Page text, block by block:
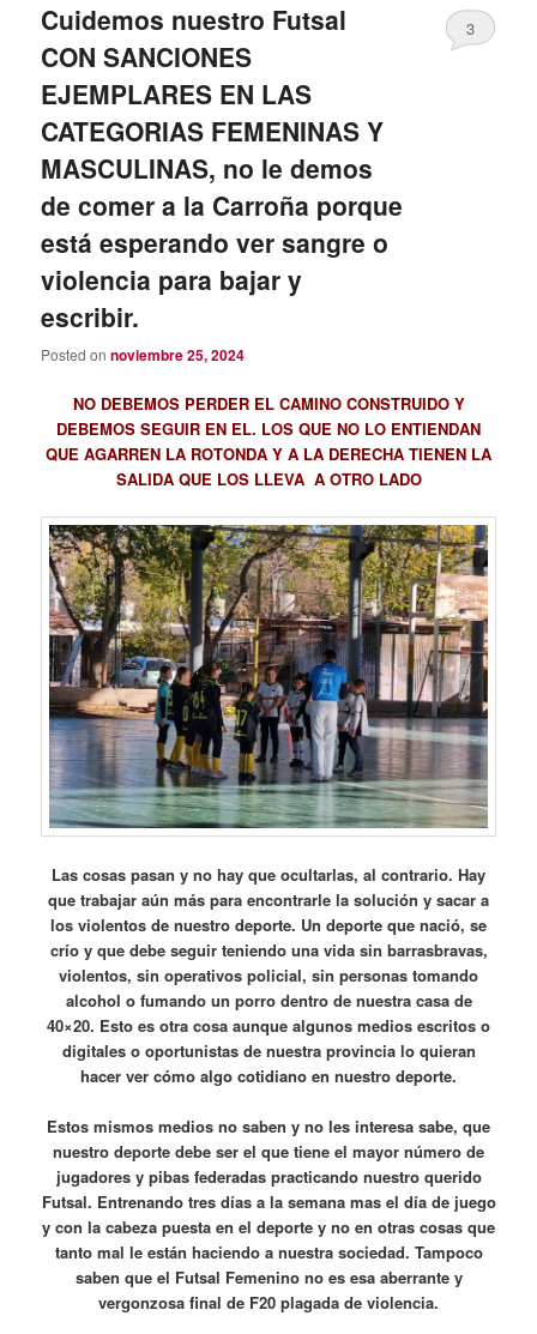
Cuidemos nuestro Futsal
CON SANCIONES
EJEMPLARES EN LAS
CATEGORIAS FEMENINAS Y
MASCULINAS, no le demos
de comer a la Carroña porque
está esperando ver sangre o
violencia para bajar y
escribir.
Posted onnoviembre 25, 2024
3
NO DEBEMOS PERDER EL CAMINO CONSTRUIDO Y
DEBEMOS SEGUIR EN EL. LOS QUE NO LO ENTIENDAN
QUE AGARREN LA ROTONDA Y A LA DERECHA TIENEN LA
SALIDA QUE LOS LLEVA A OTRO LADO
Las cosas pasan y no hay que ocultarlas, al contrario. Hay
que trabajar aún más para encontrarle la solución y sacar a
los violentos de nuestro deporte. Un deporte que nació, se
crío y que debe seguir teniendo una vida sin barrasbravas,
violentos, sin operativos policial, sin personas tomando
alcohol o fumando un porro dentro de nuestra casa de
40×20. Esto es otra cosa aunque algunos medios escritos o
digitales o oportunistas de nuestra provincia lo quieran
hacer ver cómo algo cotidiano en nuestro deporte.
Estos mismos medios no saben y no les interesa sabe, que
nuestro deporte debe ser el que tiene el mayor número de
jugadores y pibas federadas practicando nuestro querido
Futsal. Entrenando tres días a la semana mas el día de juego
y con la cabeza puesta en el deporte y no en otras cosas que
tanto mal le están haciendo a nuestra sociedad. Tampoco
saben que el Futsal Femenino no es esa aberrante y
vergonzosa final de F20 plagada de violencia.